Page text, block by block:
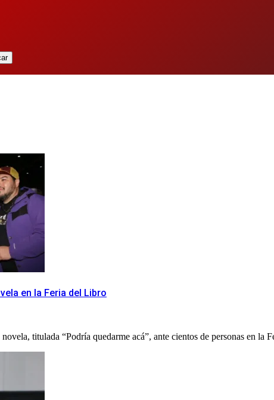
en la Feria del Libro
titulada “Podría quedarme acá”, ante cientos de personas en la